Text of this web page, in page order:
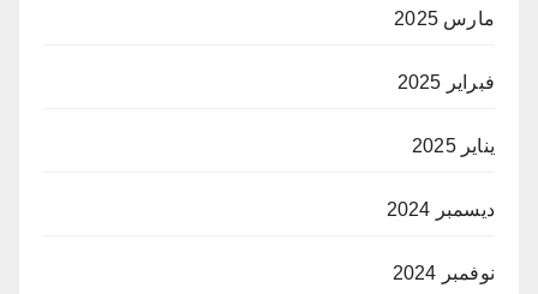
مارس 2025
فبراير 2025
يناير 2025
ديسمبر 2024
نوفمبر 2024